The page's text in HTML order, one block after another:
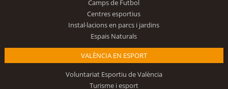
Camps de Futbol
Centres esportius
Instal·lacions en parcs i jardins
Espais Naturals
VALÈNCIA EN ESPORT
Voluntariat Esportiu de València
Turisme i esport